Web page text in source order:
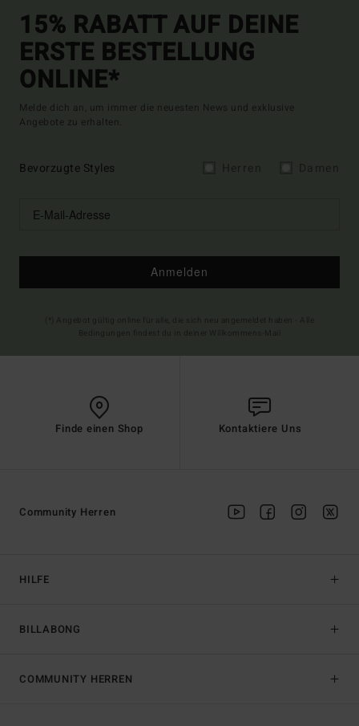
15% RABATT AUF DEINE
ERSTE BESTELLUNG
ONLINE*
Melde dich an, um immer die neuesten News und exklusive
Angebote zu erhalten.
Bevorzugte Styles
Anmelden
Finde einen Shop Kontaktiere Uns
HILFE
BILLABONG
Community Herren
COMMUNITY HERREN